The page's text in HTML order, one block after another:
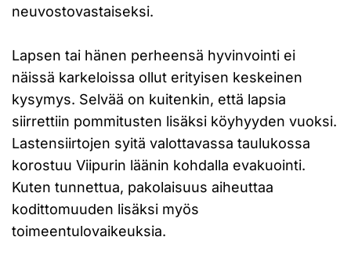
neuvostovastaiseksi.
Lapsen tai hänen perheensä hyvinvointi ei
näissä karkeloissa ollut erityisen keskeinen
kysymys. Selvää on kuitenkin, että lapsia
siirrettiin pommitusten lisäksi köyhyyden vuoksi.
Lastensiirtojen syitä valottavassa taulukossa
korostuu Viipurin läänin kohdalla evakuointi.
Kuten tunnettua, pakolaisuus aiheuttaa
kodittomuuden lisäksi myös
toimeentulovaikeuksia.